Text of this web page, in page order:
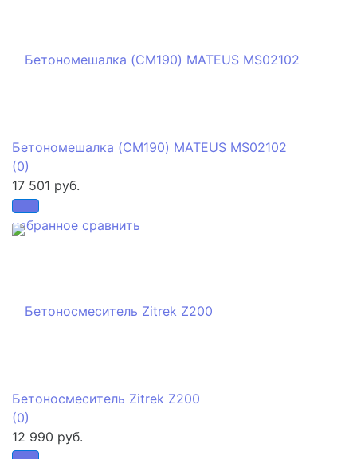
избранное сравнить
Бетономешалка (CM190) MATEUS MS02102
(0)
17 501 руб.
Бетоносмеситель Zitrek Z200
(0)
12 990 руб.